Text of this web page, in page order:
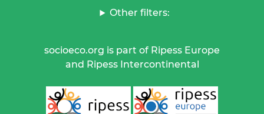
Other filters:
socioeco.org is part of Ripess Europe
and Ripess Intercontinental